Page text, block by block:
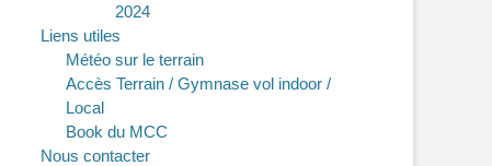
2024
Liens utiles
Météo sur le terrain
Accès Terrain / Gymnase vol indoor /
Local
Book du MCC
Nous contacter